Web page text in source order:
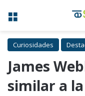
Menú
Curiosidades
James
similar a